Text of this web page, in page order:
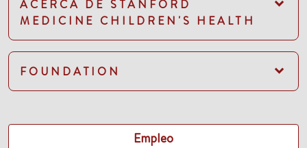
ACERCA DE STANFORD
MEDICINE CHILDREN'S HEALTH
FOUNDATION
Empleo